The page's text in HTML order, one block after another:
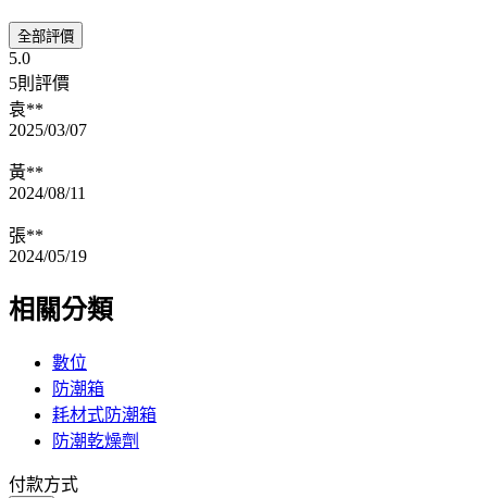
全部評價
5.0
5則評價
袁**
2025/03/07
黃**
2024/08/11
張**
2024/05/19
相關分類
數位
防潮箱
耗材式防潮箱
防潮乾燥劑
付款方式